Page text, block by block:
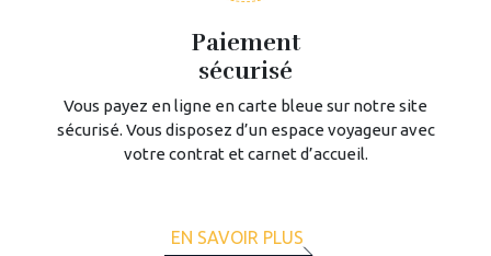
EN SAVOIR PLUS
Paiement
sécurisé
Vous payez en ligne en carte bleue sur notre site
sécurisé. Vous disposez d’un espace voyageur avec
votre contrat et carnet d’accueil.